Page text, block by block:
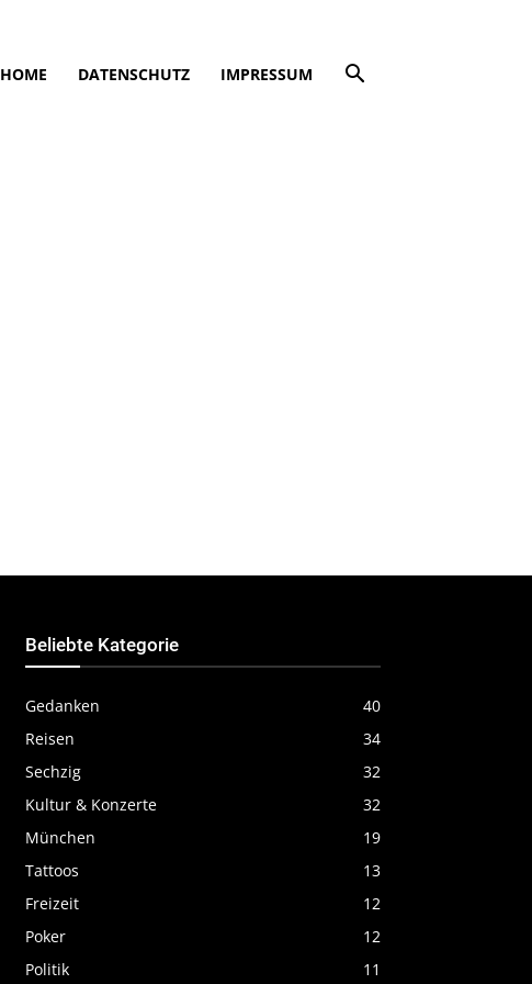
HOME DATENSCHUTZ IMPRESSUM
Beliebte Kategorie
Gedanken
40
Reisen
34
Sechzig
32
Kultur & Konzerte
32
München
19
Tattoos
13
Freizeit
12
Poker
12
Politik
11